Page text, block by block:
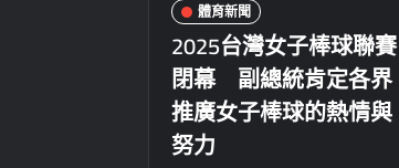
體育新聞
2025台灣女子棒球聯賽
閉幕 副總統肯定各界
推廣女子棒球的熱情與
努力